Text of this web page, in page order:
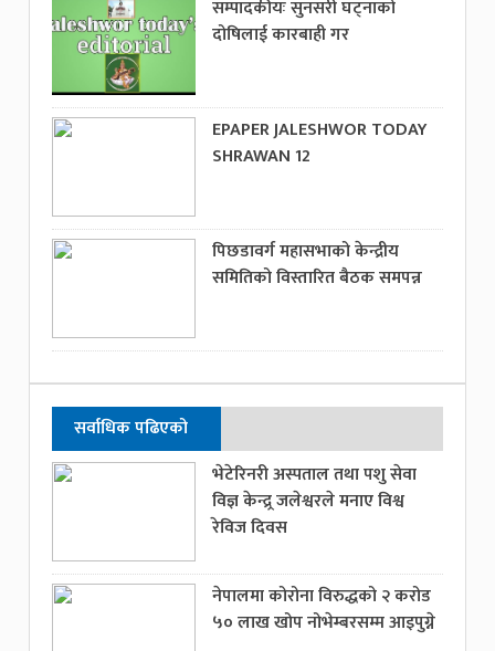
सम्पादकीयः सुनसरी घट्नाको
दोषिलाई कारबाही गर
EPAPER JALESHWOR TODAY
SHRAWAN 12
पिछडावर्ग महासभाको केन्द्रीय
समितिको विस्तारित बैठक समपन्न
सर्वाधिक पढिएको
भेटेरिनरी अस्पताल तथा पशु सेवा
विज्ञ केन्द्र्र जलेश्वरले मनाए विश्व
रेविज दिवस
नेपालमा कोरोना विरुद्धको २ करोड
५० लाख खोप नोभेम्बरसम्म आइपुग्ने